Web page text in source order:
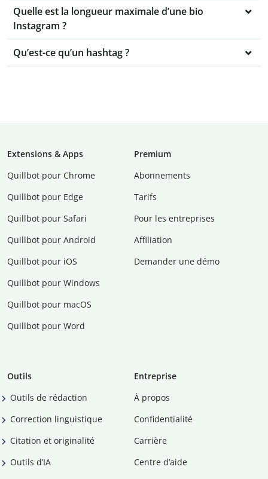
Quelle est la longueur maximale d’une bio
Instagram ?
Qu’est-ce qu’un hashtag ?
Extensions & Apps
Quillbot pour Chrome
Quillbot pour Edge
Quillbot pour Safari
Quillbot pour Android
Quillbot pour iOS
Quillbot pour Windows
Quillbot pour macOS
Quillbot pour Word
Premium
Abonnements
Tarifs
Pour les entreprises
Affiliation
Demander une démo
Outils
Outils de rédaction
Correction linguistique
Citation et originalité
Outils d’IA
Entreprise
À propos
Confidentialité
Carrière
Centre d’aide